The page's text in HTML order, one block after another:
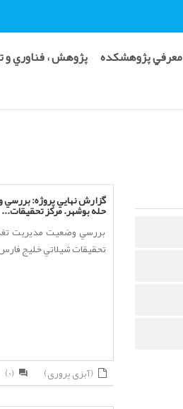
معرفي پژوهشکده پژوهش ، فناوري و
گزارش نهايي پروژه:
حله ‎بوشهر. مركز تحقيقات...
بررسي وضعيت مديريت
تحقيقات شيلاتي خليج فارس-
(0) (آبزی پروری)